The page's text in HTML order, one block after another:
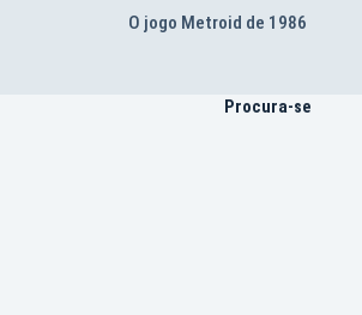
O jogo Metroid de 1986
Procura-se